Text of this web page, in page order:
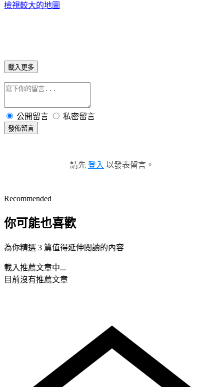
檢視較大的地圖
載入更多
公開留言 私密留言
發佈留言
請先 登入 以發表留言。
Recommended
你可能也喜歡
為你精選 3 篇值得延伸閱讀的內容
載入推薦文章中...
目前沒有推薦文章